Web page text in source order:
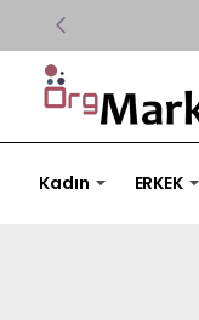
Kadın ERKEK